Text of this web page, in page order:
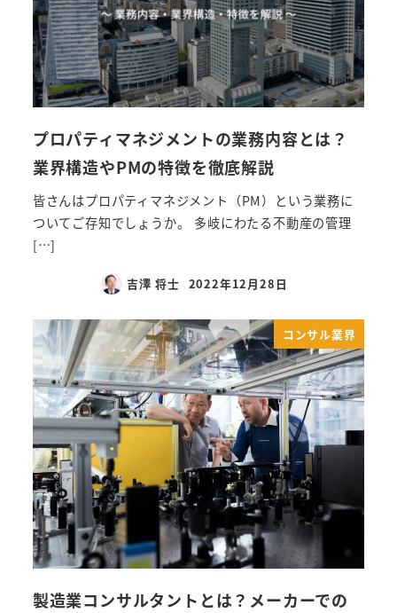
プロパティマネジメントの業務内容とは？
業界構造やPMの特徴を徹底解説
皆さんはプロパティマネジメント（PM）という業務に
ついてご存知でしょうか。 多岐にわたる不動産の管理
[…]
吉澤 将士 2022年12月28日
コンサル業界
製造業コンサルタントとは？メーカーでの